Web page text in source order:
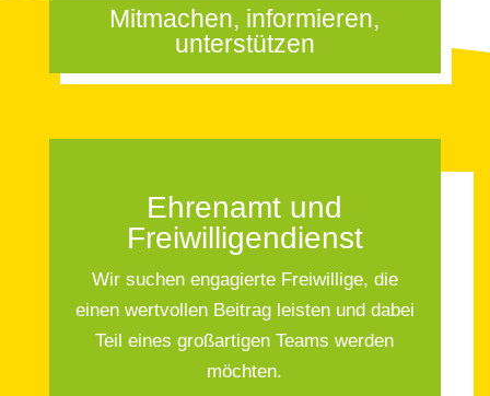
Mitmachen, informieren,
unterstützen
Ehrenamt und
Freiwilligendienst
Wir suchen engagierte Freiwillige, die
einen wertvollen Beitrag leisten und dabei
Teil eines großartigen Teams werden
möchten.